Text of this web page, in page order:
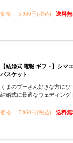
価格： 5,980円(税込) 送料無
【結婚式 電報 ギフト】シマ
バスケット
くまのプーさん好きな方にぴ
結婚式に最適なウェディング
価格： 7,860円(税込) 送料無